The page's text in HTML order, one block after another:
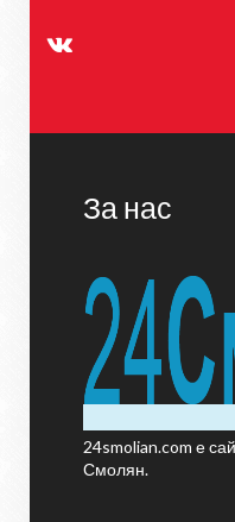
За нас
24smolian.com е
Смолян.